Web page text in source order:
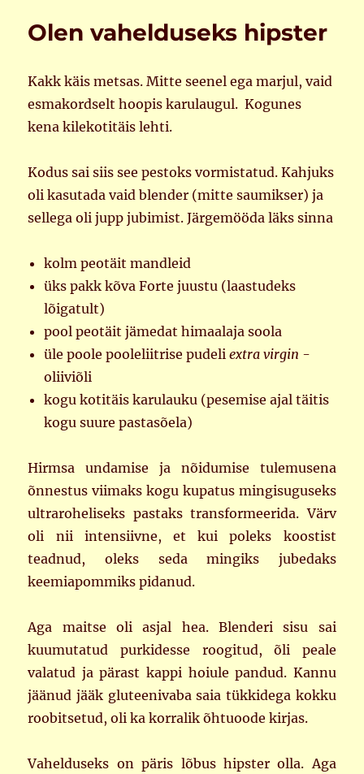
Olen vahelduseks hipster
Kakk käis metsas. Mitte seenel ega marjul, vaid
esmakordselt hoopis karulaugul. Kogunes
kena kilekotitäis lehti.
Kodus sai siis see pestoks vormistatud. Kahjuks
oli kasutada vaid blender (mitte saumikser) ja
sellega oli jupp jubimist. Järgemööda läks sinna
kolm peotäit mandleid
üks pakk kõva Forte juustu (laastudeks
lõigatult)
pool peotäit jämedat himaalaja soola
üle poole pooleliitrise pudeliextra virgin -
oliiviõli
kogu kotitäis karulauku (pesemise ajal täitis
kogu suure pastasõela)
Hirmsa undamise ja nõidumise tulemusena
õnnestus viimaks kogu kupatus mingisuguseks
ultraroheliseks pastaks transformeerida. Värv
oli nii intensiivne, et kui poleks koostist
teadnud, oleks seda mingiks jubedaks
keemiapommiks pidanud.
Aga maitse oli asjal hea. Blenderi sisu sai
kuumutatud purkidesse roogitud, õli peale
valatud ja pärast kappi hoiule pandud. Kannu
jäänud jääk gluteenivaba saia tükkidega kokku
roobitsetud, oli ka korralik õhtuoode kirjas.
Vahelduseks on päris lõbus hipster olla. Aga